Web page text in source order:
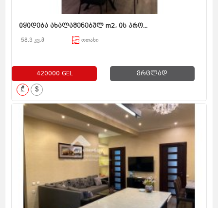
იყიდება ახალაშენებულ m2, ის პრო...
58.3 კვ.მ ოთახი
420000 GEL ვრცლად
₾ $